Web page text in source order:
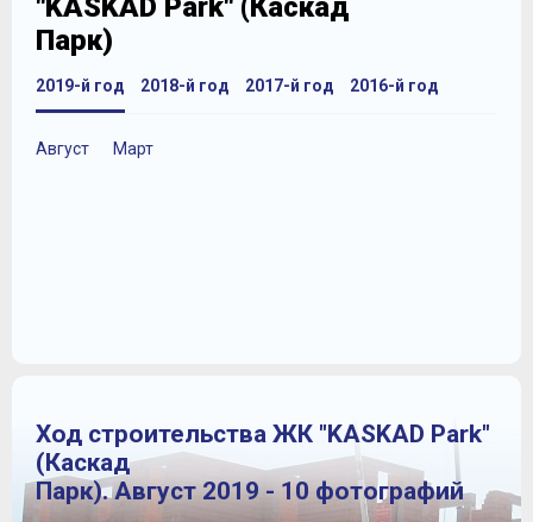
"KASKAD Park" (Каскад
Парк)
2019-й год
Август Март
2018-й год 2017-й год 2016-й год
Ход строительства ЖК "KASKAD Park"
(Каскад
Парк). Август 2019 - 10 фотографий